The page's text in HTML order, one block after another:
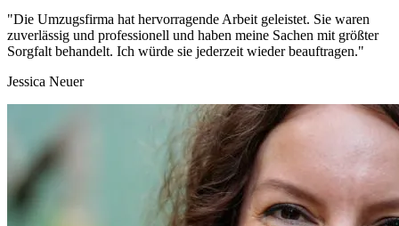
"Die Umzugsfirma hat hervorragende Arbeit geleistet. Sie waren
zuverlässig und professionell und haben meine Sachen mit größter
Sorgfalt behandelt. Ich würde sie jederzeit wieder beauftragen."
Jessica Neuer